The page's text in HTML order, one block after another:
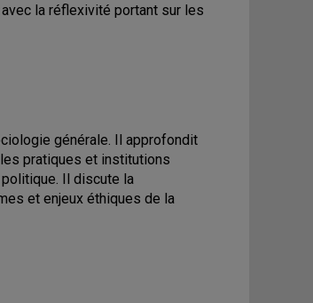
la réflexivité portant sur les
générale. Il approfondit
pratiques et institutions
Il discute la
et enjeux éthiques de la